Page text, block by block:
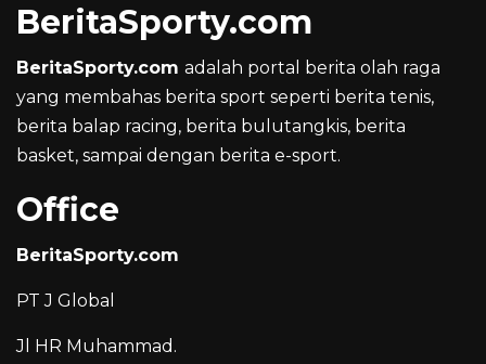
BeritaSporty.com
BeritaSporty.com adalah portal berita olah raga
yang membahas berita sport seperti berita tenis,
berita balap racing, berita bulutangkis, berita
basket, sampai dengan berita e-sport.
Office
BeritaSporty.com
PT J Global
Jl HR Muhammad.